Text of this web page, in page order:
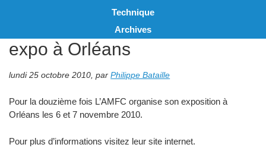
Technique
Archives
expo à Orléans
lundi 25 octobre 2010,parPhilippe Bataille
Pour la douzième fois L’AMFC organise son exposition à
Orléans les 6 et 7 novembre 2010.
Pour plus d’informations visitez leur site internet.